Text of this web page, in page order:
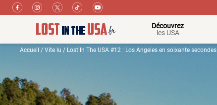
Découvrez
les USA
Accueil / Vite lu / Lost In The USA #12 : Los Angeles en soixante secondes